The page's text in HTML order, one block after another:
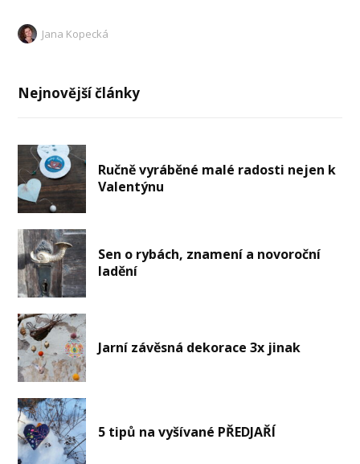
Jana Kopecká
Nejnovější články
Ručně vyráběné malé radosti nejen k
Valentýnu
Sen o rybách, znamení a novoroční
ladění
Jarní závěsná dekorace 3x jinak
5 tipů na vyšívané PŘEDJAŘÍ